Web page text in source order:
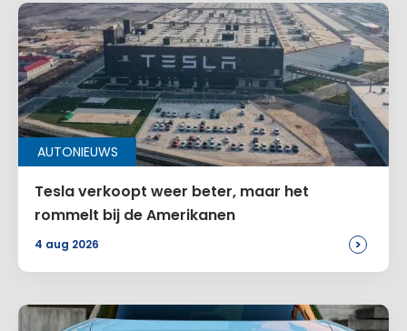
AUTONIEUWS
Tesla verkoopt weer beter, maar het
rommelt bij de Amerikanen
4 aug 2026 >